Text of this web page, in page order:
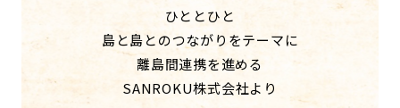
ひととひと
島と島とのつながりをテーマに
離島間連携を進める
SANROKU株式会社より